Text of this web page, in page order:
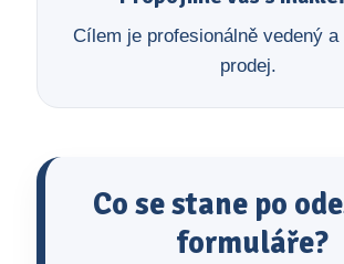
Cílem je profesionálně vedený a
prodej.
Co se stane po
formuláře?